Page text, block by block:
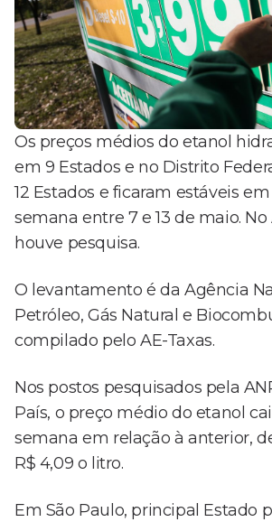
Os preços médios do etanol
em 9 Estados e no Distrito
12 Estados e ficaram estáveis
semana entre 7 e 13 de maio.
houve pesquisa.
O levantamento é da Agência
Petróleo, Gás Natural e
compilado pelo AE-Taxas.
Nos postos pesquisados pela
País, o preço médio do etanol
semana em relação à anterior,
R$ 4,09 o litro.
Em São Paulo, principal Estado